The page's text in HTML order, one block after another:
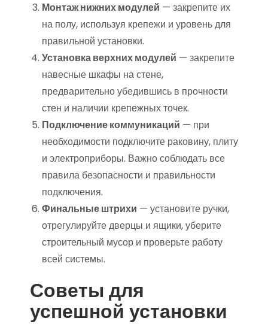
Монтаж нижних модулей — закрепите их
на полу, используя крепежи и уровень для
правильной установки.
Установка верхних модулей — закрепите
навесные шкафы на стене,
предварительно убедившись в прочности
стен и наличии крепежных точек.
Подключение коммуникаций — при
необходимости подключите раковину, плиту
и электроприборы. Важно соблюдать все
правила безопасности и правильности
подключения.
Финальные штрихи — установите ручки,
отрегулируйте дверцы и ящики, уберите
строительный мусор и проверьте работу
всей системы.
Советы для
успешной установки